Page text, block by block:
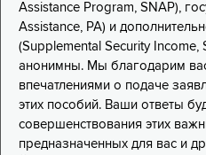
Assistance Program, SNAP),
Assistance, PA) и
(Supplemental Security
анонимны. Мы благодарим
впечатлениями о подаче
этих пособий. Ваши ответы
совершенствования этих
предназначенных для вас и